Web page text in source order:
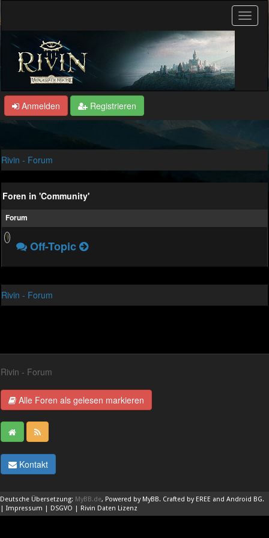
Anmelden Registrieren
Rivin - Forum
Foren in 'Community'
Forum
Off-Topic
Rivin - Forum
Rivin - Forum
Alle Foren als gelesen markieren
Kontakt
Deutsche Übersetzung: MyBB.de, Powered by MyBB. Crafted by EREE and Android BG.
| Impressum | DSGVO | Rivin Daten Lizenz